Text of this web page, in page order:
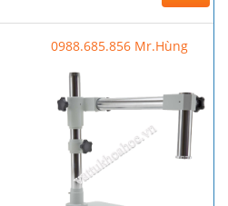
0988.685.856 Mr.Hùng